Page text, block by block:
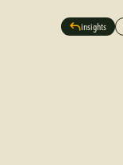
insights